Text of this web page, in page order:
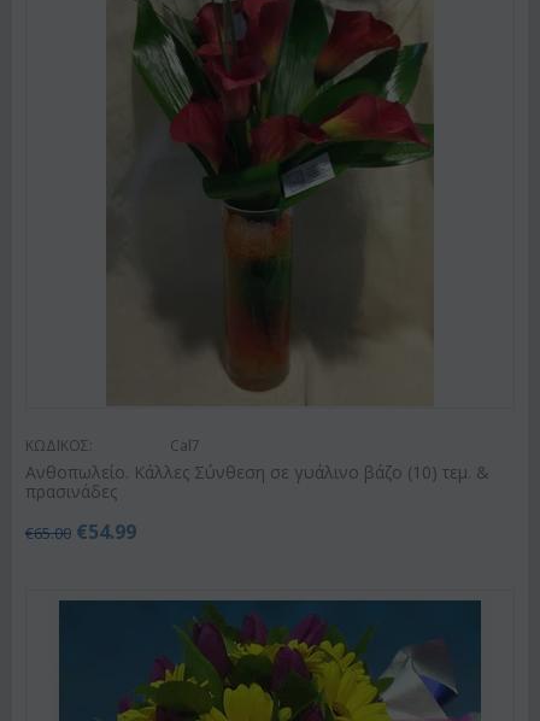
ΚΩΔΙΚΟΣ: Cal7
Ανθοπωλείο. Κάλλες Σύνθεση σε γυάλινο βάζο (10) τεμ. &
πρασινάδες
€65.00 €54.99